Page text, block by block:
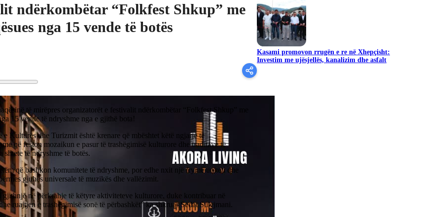
ndërkombëtar “Folkfest Shkup” me
nga 15 vende të botës
të mirëpres organizatorët e festivalit ndërkombëtar “Folkfest Shkup” me
15 vende të ndryshme nga e gjithë bota!
Kulturës dhe Turizmit është krenare që mbështet këtë ngjarje të
që feston mozaikun e pasur të trashëgimisë kulturore dhe traditave të
shtete të ndryshme të botës.
që bashkon komunitete të ndryshme, por edhe nxit një frymë uniteti dhe
gjuhës universale të muzikës dhe vallëzimit.
gjithnjë në përkrahje të këtyre aktiviteteve kulturore, duke kontribuar në
ruajtjen e trashëgimisë sonë të përbashkët” ka shkruar Sedat Sulejmani.
Kasami promovon rrugën e re në Xhepçisht:
Investim me ujësjellës, kanalizim dhe asfalt